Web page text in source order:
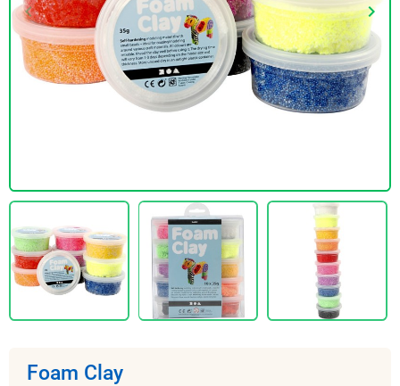
Vorige
keyboard_arrow_left keyboard_arrow_right
Foam Clay